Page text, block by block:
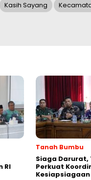
Kasih Sayang
RI
Tanah Bumbu
Siaga Darurat,
Perkuat
Kesiapsiagaan